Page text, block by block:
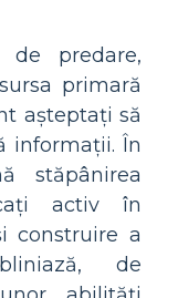
de predare,
primară
așteptați să
informații. În
stăpânirea
activ în
construire a
de